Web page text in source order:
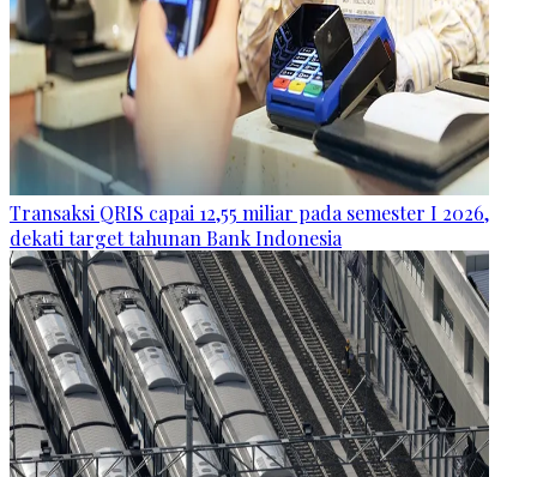
Transaksi QRIS capai 12,55 miliar pada semester I 2026,
dekati target tahunan Bank Indonesia